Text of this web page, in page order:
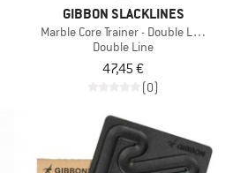
GIBBON SLACKLINES
Marble Core Trainer - Double Line
Double Line
47,45 €
(0)